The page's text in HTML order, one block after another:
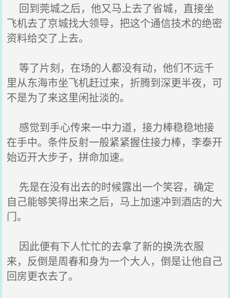
回到莞城之后，他又马上去了省城，直接坐
飞机去了京城找大领导，把这个通信技术的绝密
资料给交了上去。
等了片刻，在场的人都没有动，他们不远千
里从东海市坐飞机赶过来，折腾到深更半夜，可
不是为了来这里闲扯淡的。
感觉到手心传来一中力道，接力棒稳稳地接
在手中。条件反射一般紧紧握住接力棒，李泰开
始迈开大步子，拼命加速。
先是在没有出去的时候露出一个笑容，确定
自己能够笑得出来之后，马上加速冲到酒店的大
门。
因此便有下人忙忙的去拿了新的换洗衣服
来，反倒是周春和身为一个大人，倒是让他自己
回房更衣去了。